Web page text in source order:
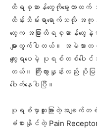
တိရစ္ဆာန်တွေကိုမွေးတာထက်
ထိန်းသိမ်းရာရောက်သလို
တွေက အခြားတိရစ္ဆာန်တွေနဲ့စာ
များထွက်ပါတယ်။ အမဲသား
ကျွေးရပေမဲ့ ပုရစ်တစ်ပေါင်
တယ်။ ကြီးထွားနှုန်းလည်း ပို
ပေါက်နေပါပြီ။
ပုရစ်မှာထူးခြားတဲ့အချ
ခံစားနိုင်တဲ့ Pain